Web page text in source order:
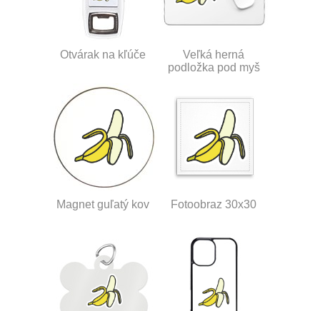
Otvárak na kľúče
Veľká herná
podložka pod myš
Magnet guľatý kov Fotoobraz 30x30